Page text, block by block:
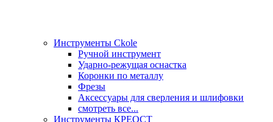
Инструменты Ckole
Ручной инструмент
Ударно‑режущая оснастка
Коронки по металлу
Фрезы
Аксессуары для сверления и шлифовки
смотреть все...
Инструменты КРЕОСТ